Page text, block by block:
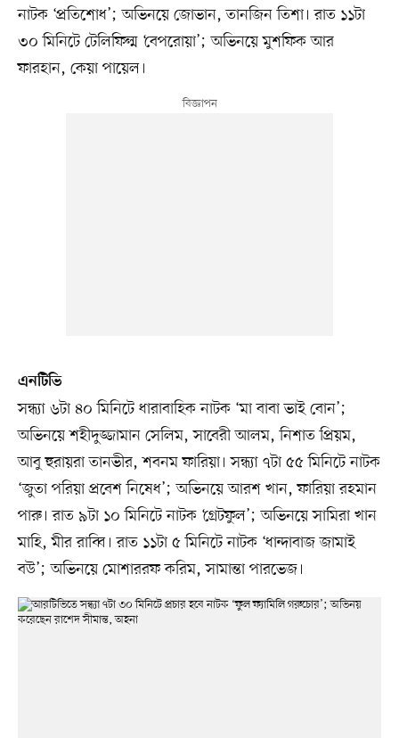
নাটক ‘প্রতিশোধ’; অভিনয়ে জোভান, তানজিন তিশা। রাত ১১টা
৩০ মিনিটে টেলিফিল্ম ‘বেপরোয়া’; অভিনয়ে মুশফিক আর
ফারহান, কেয়া পায়েল।
এনটিভি
সন্ধ্যা ৬টা ৪০ মিনিটে ধারাবাহিক নাটক ‘মা বাবা ভাই বোন’;
অভিনয়ে শহীদুজ্জামান সেলিম, সাবেরী আলম, নিশাত প্রিয়ম,
আবু হুরায়রা তানভীর, শবনম ফারিয়া। সন্ধ্যা ৭টা ৫৫ মিনিটে নাটক
‘জুতা পরিয়া প্রবেশ নিষেধ’; অভিনয়ে আরশ খান, ফারিয়া রহমান
পারু। রাত ৯টা ১০ মিনিটে নাটক ‘গ্রেটফুল’; অভিনয়ে সামিরা খান
মাহি, মীর রাব্বি। রাত ১১টা ৫ মিনিটে নাটক ‘ধান্দাবাজ জামাই
বউ’; অভিনয়ে মোশাররফ করিম, সামান্তা পারভেজ।